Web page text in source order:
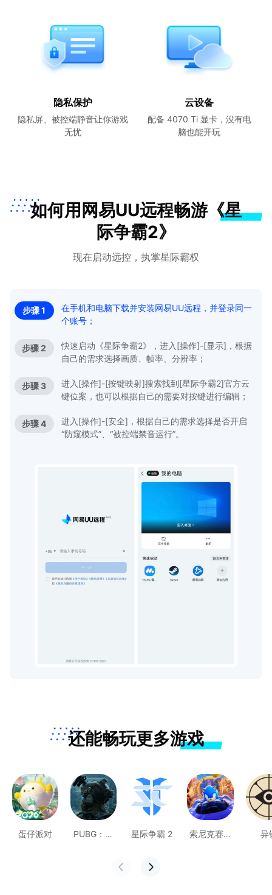
隐私保护
隐私屏、被控端静音让你游戏
无忧
云设备
配备 4070 Ti 显卡，没有电
脑也能开玩
如何用网易UU远程畅游《星
际争霸2》
现在启动远控，执掌星际霸权
步骤 1
在手机和电脑下载并安装网易UU远程，并登录同一
个账号；
步骤 2
快速启动《星际争霸2》，进入[操作]-[显示]，根据
自己的需求选择画质、帧率、分辨率；
步骤 3
进入[操作]-[按键映射]搜索找到[星际争霸2]官方云
键位案，也可以根据自己的需要对按键进行编辑；
步骤 4
进入[操作]-[安全]，根据自己的需求选择是否开启
“防窥模式”、“被控端禁音运行”。
还能畅玩更多游戏
蛋仔派对
PUBG：黑
星际争霸 2
索尼克赛车
异